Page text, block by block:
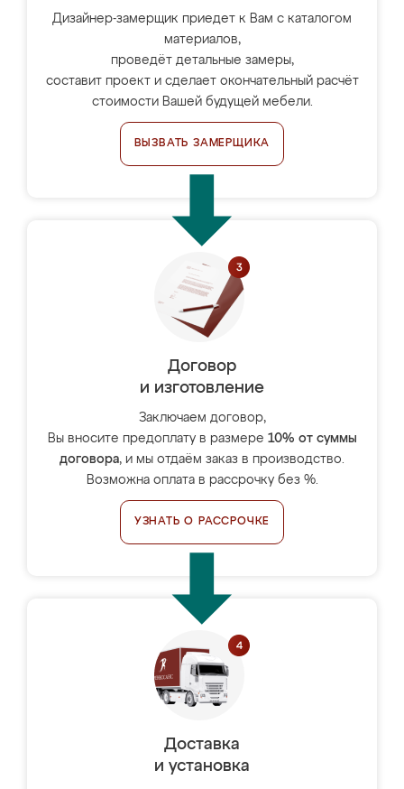
Дизайнер-замерщик приедет к Вам с каталогом
материалов,
проведёт детальные замеры,
составит проект и сделает окончательный расчёт
стоимости Вашей будущей мебели.
ВЫЗВАТЬ ЗАМЕРЩИКА
Договор
и изготовление
Заключаем договор,
Вы вносите предоплату в размере 10% от суммы
договора, и мы отдаём заказ в производство.
Возможна оплата в рассрочку без %.
УЗНАТЬ О РАССРОЧКЕ
Доставка
и установка